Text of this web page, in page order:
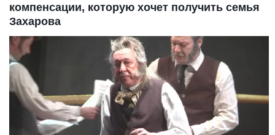
компенсации, которую хочет получить семья
Захарова